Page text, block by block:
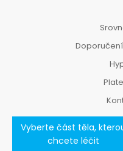
Vyberte část těla,
chcete léčit